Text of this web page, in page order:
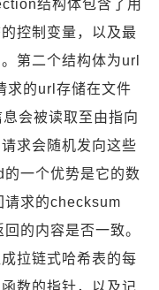
结构体包含了用
控制变量，以及最
第二个结构体为url
求的url存储在文件
会被读取至由指向
求会随机发向这些
一个优势是它的数
请求的checksum
的内容是否一致。
拉链式哈希表的每
数的指针，以及记